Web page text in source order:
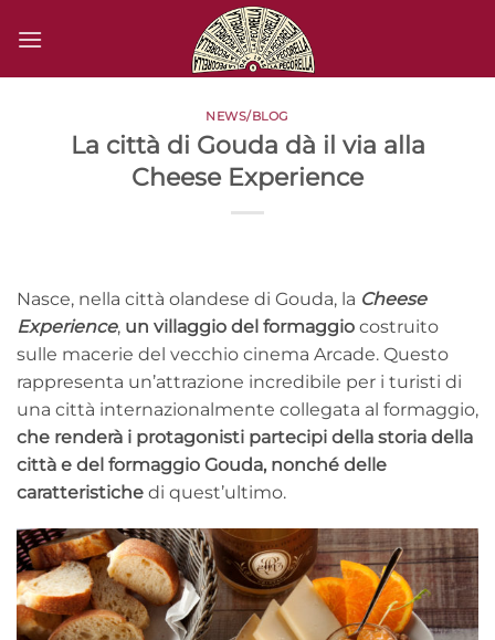
NEWS/BLOG
La città di Gouda dà il via alla
Cheese Experience
Nasce, nella città olandese di Gouda, la Cheese
Experience, un villaggio del formaggio costruito
sulle macerie del vecchio cinema Arcade. Questo
rappresenta un’attrazione incredibile per i turisti di
una città internazionalmente collegata al formaggio,
che renderà i protagonisti partecipi della storia della
città e del formaggio Gouda, nonché delle
caratteristiche di quest’ultimo.